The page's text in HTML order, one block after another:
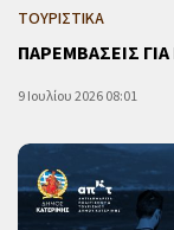
ΤΟΥΡΙΣΤΙΚΑ
ΠΑΡΕΜΒΑΣΕΙΣ
9 Ιουλίου 2026 08:01